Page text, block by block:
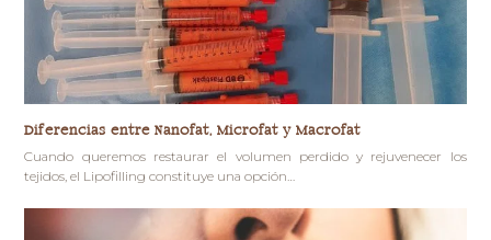
Diferencias entre Nanofat, Microfat y Macrofat
Cuando queremos restaurar el volumen perdido y rejuvenecer los
tejidos, el Lipofilling constituye una opción…